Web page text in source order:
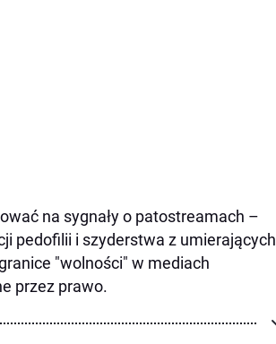
na sygnały o patostreamach –
pedofilii i szyderstwa z umierających
"wolności" w mediach
przez prawo.